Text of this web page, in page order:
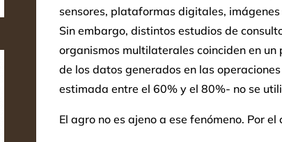
sensores, plataformas digitales,
Sin embargo, distintos estudios de
organismos multilaterales coinciden en
de los datos generados en las
estimada entre el 60% y el 80%- no se
El agro no es ajeno a ese fenómeno. Por